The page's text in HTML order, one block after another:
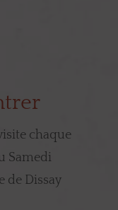
chaque
Samedi
de Dissay